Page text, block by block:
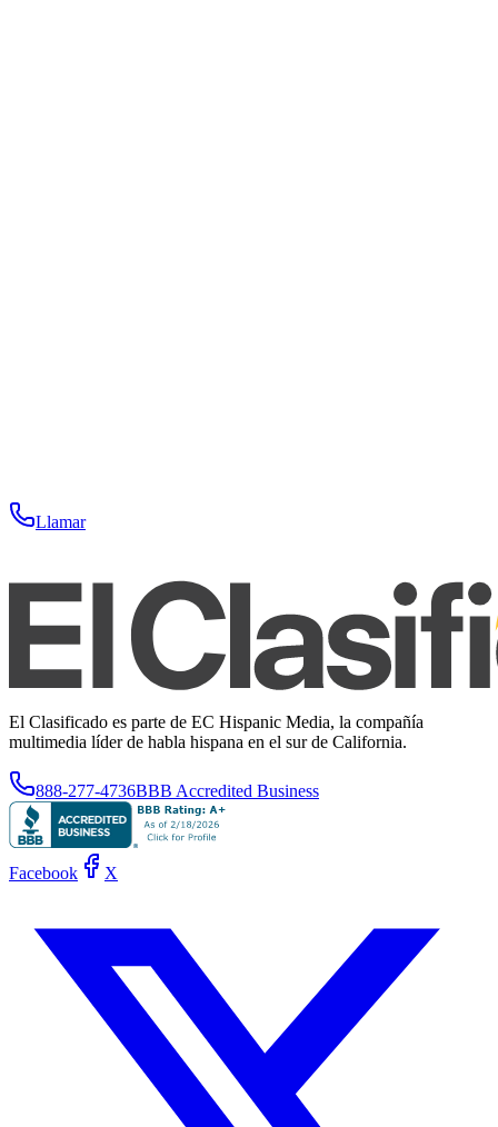
Llamar
El Clasificado es parte de EC Hispanic Media, la compañía
multimedia líder de habla hispana en el sur de California.
888-277-4736BBB Accredited Business
Facebook X